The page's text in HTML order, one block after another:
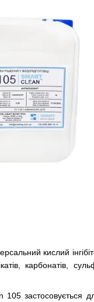
кислий
карбонатів,
105 застосовується